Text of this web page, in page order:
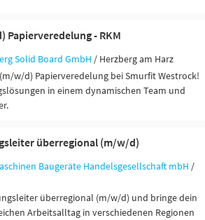
- RKM
Solid Board GmbH / Herzberg am Harz
w/d) Papierveredelung bei Smurfit Westrock!
in einem dynamischen Team und
überregional (m/w/d)
Baugeräte Handelsgesellschaft mbH /
überregional (m/w/d) und bringe dein
Arbeitsalltag in verschiedenen Regionen